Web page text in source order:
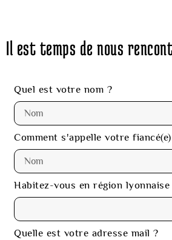
Il est temps de nous
Quel est votre nom ?
Comment s'appelle votre
Habitez-vous en région lyonnaise
Quelle est votre adresse mail ?